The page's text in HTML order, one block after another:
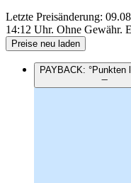
Letzte Preisänderung:
14:12 Uhr. Ohne Gewähr.
Preise neu laden
PAYBACK: °Punkten